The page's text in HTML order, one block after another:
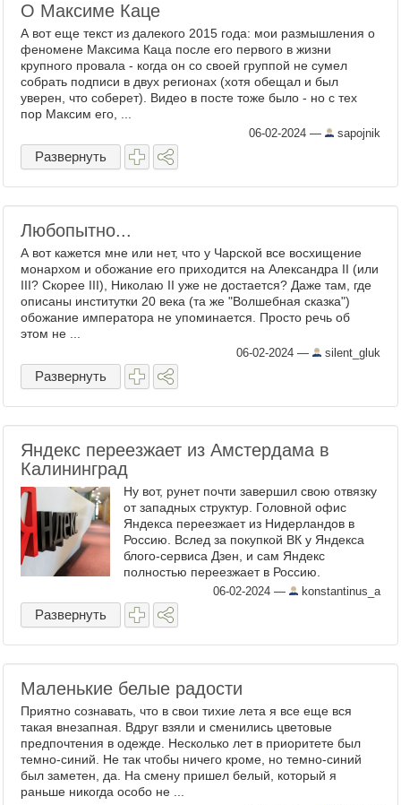
О Максиме Каце
А вот еще текст из далекого 2015 года: мои размышления о
феномене Максима Каца после его первого в жизни
крупного провала - когда он со своей группой не сумел
собрать подписи в двух регионах (хотя обещал и был
уверен, что соберет). Видео в посте тоже было - но с тех
пор Максим его, ...
06-02-2024 — sapojnik
Развернуть
Любопытно...
А вот кажется мне или нет, что у Чарской все восхищение
монархом и обожание его приходится на Александра II (или
III? Скорее III), Николаю II уже не достается? Даже там, где
описаны институтки 20 века (та же "Волшебная сказка")
обожание императора не упоминается. Просто речь об
этом не ...
06-02-2024 — silent_gluk
Развернуть
Яндекс переезжает из Амстердама в
Калининград
Ну вот, рунет почти завершил свою отвязку
от западных структур. Головной офис
Яндекса переезжает из Нидерландов в
Россию. Вслед за покупкой ВК у Яндекса
блого-сервиса Дзен, и сам Яндекс
полностью переезжает в Россию.
Нидерландская фирма Yandex N.V.,
которая являлась головной ...
06-02-2024 — konstantinus_a
Развернуть
Маленькие белые радости
Приятно сознавать, что в свои тихие лета я все еще вся
такая внезапная. Вдруг взяли и сменились цветовые
предпочтения в одежде. Несколько лет в приоритете был
темно-синий. Не так чтобы ничего кроме, но темно-синий
был заметен, да. На смену пришел белый, который я
раньше никогда особо не ...